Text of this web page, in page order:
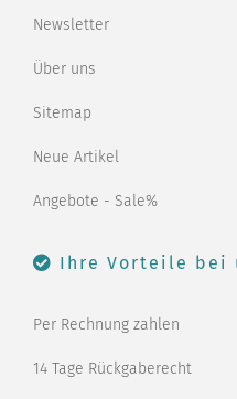
Newsletter
Über uns
Sitemap
Neue Artikel
Angebote - Sale%
Ihre Vorteile bei
Per Rechnung zahlen
14 Tage Rückgaberecht